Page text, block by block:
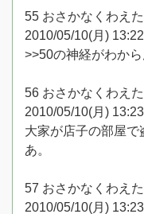
55 おさかなくわえ
2010/05/10(月)
>>50の神経がわから
56 おさかなくわえ
2010/05/10(月)
大家が店子の部屋
あ。
57 おさかなくわえ
2010/05/10(月)